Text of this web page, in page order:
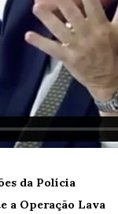
da Polícia
a Operação Lava